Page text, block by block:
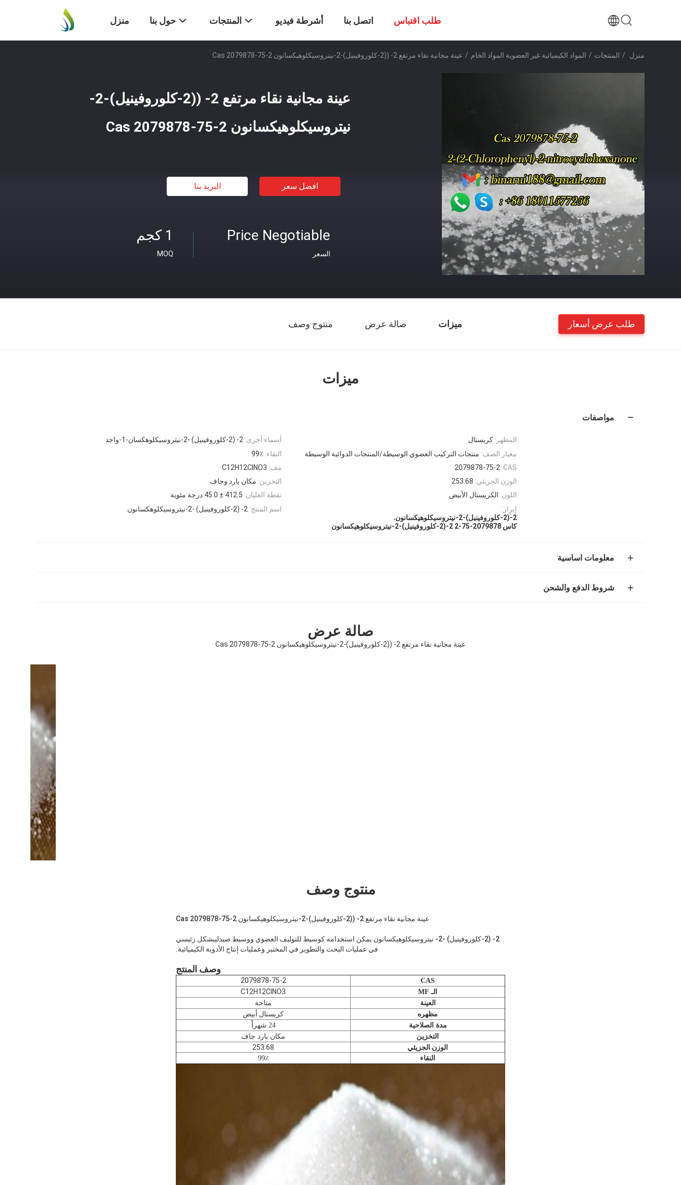
منزل حول بنا المنتجات أشرطة فيديو اتصل بنا طلب اقتباس
منزل / المنتجات / المواد الكيميائية غير العضوية المواد الخام / عينة مجانية نقاء مرتفع 2- ((2-كلوروفينيل)-2-نيتروسيكلوهيكسانون Cas 2079878-75-2
عينة مجانية نقاء مرتفع 2- ((2-كلوروفينيل)-2-
نيتروسيكلوهيكسانون Cas 2079878-75-2
افضل سعر البريد بنا
1 كجم
MOQ
Price Negotiable
السعر
ميزات صالة عرض منتوج وصف طلب عرض أسعار
ميزات
مواصفات
أسماء أخرى: 2- (2-كلوروفينيل) -2-نيتروسيكلوهكسان-1-واحد المظهر: كريستال
النقاء: 99٪ معيار الصف: منتجات التركيب العضوي الوسيطة/المنتجات الدوائية الوسيطة
مف: C12H12ClNO3 CAS:
2079878-75-2
التخزين: مكان بارد وجاف الوزن الجزيئي: 253.68
نقطة الغليان: 412.5 ± 45.0 درجة مئوية اللون: الكريستال الأبيض
اسم المنتج: 2- (2-كلوروفينيل) -2-نيتروسيكلوهكسانون
إبراز:
2-(2-كلوروفينيل)-2-نيتروسيكلوهيكسانون
,
كاس 2079878-75-2 2-(2-كلوروفينيل)-2-نيتروسيكلوهيكسانون
معلومات اساسية
شروط الدفع والشحن
صالة عرض
عينة مجانية نقاء مرتفع 2- ((2-كلوروفينيل)-2-نيتروسيكلوهيكسانون Cas 2079878-75-2
منتوج وصف
عينة مجانية نقاء مرتفع 2- ((2-كلوروفينيل)-2-نيتروسيكلوهيكسانون Cas 2079878-75-2
2- (2-كلوروفينيل) -2- نيتروسيكلوهيكسانون يمكن استخدامه كوسيط للتوليف العضوي ووسيط صيدليبشكل رئيسي
في عمليات البحث والتطوير في المختبر وعمليات إنتاج الأدوية الكيميائية.
وصف المنتج
CAS
2079878-75-2
الـ MF C12H12ClNO3
العينة
متاحة
مظهره
كريستال أبيض
مدة الصلاحية
24 شهراً
التخزين
مكان بارد جاف
الوزن الجزيئي 253.68
النقاء 99٪